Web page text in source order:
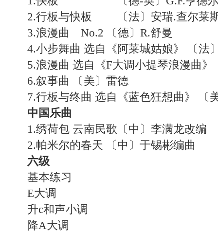
2.行板与快板 〔法〕安瑞.查尔莱
3.浪漫曲 No.2 〔德〕R.舒曼
4.小步舞曲 选自《阿莱城姑娘》 〔法
5.浪漫曲 选自《F大调小提琴浪漫曲》
6.叙事曲 〔美〕雷德
7.行板与终曲 选自《蓝色狂想曲》 〔
中国乐曲
1.绣荷包 云南民歌〔中〕李满龙改编
2.帕米尔的春天 〔中〕于锡彬编曲
六级
基本练习
E大调
升c和声小调
降A大调